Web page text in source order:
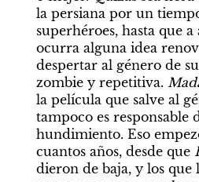
la persiana por un
superhéroes, hasta que a
ocurra alguna idea
despertar al género de
zombie y repetitiva.
la película que salve al
tampoco es responsable
hundimiento. Eso
cuantos años, desde que
dieron de baja, y los que